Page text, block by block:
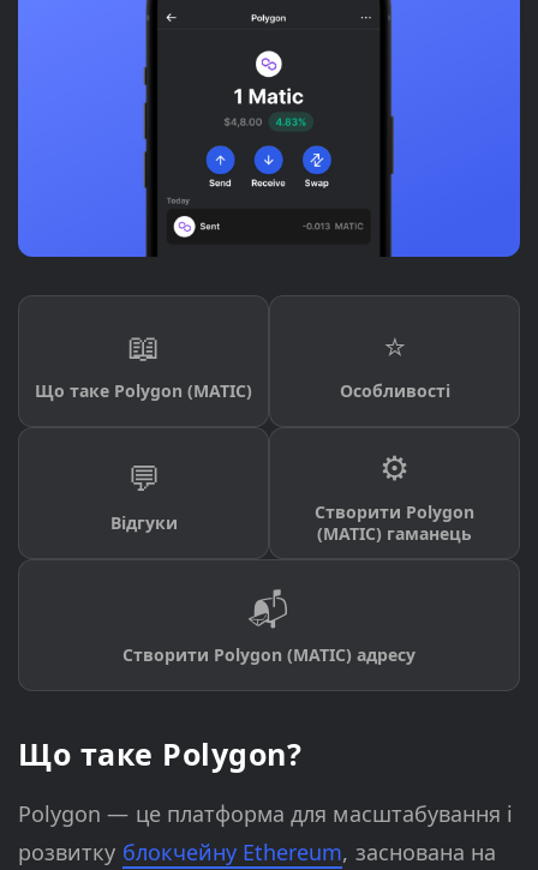
📖
Що таке Polygon (MATIC)
⭐
Особливості
💬
Відгуки
⚙️
Створити Polygon
(MATIC) гаманець
📬
Створити Polygon (MATIC) адресу
Що таке Polygon?
Polygon — це платформа для масштабування і
розвитку блокчейну Ethereum, заснована на